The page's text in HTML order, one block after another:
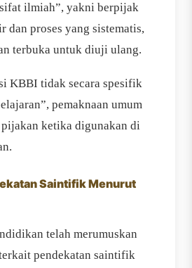
ilmiah”, yakni berpijak
dan proses yang sistematis,
terbuka untuk diuji ulang.
KBBI tidak secara spesifik
pemaknaan umum
ketika digunakan di
Saintifik Menurut
telah merumuskan
pendekatan saintifik